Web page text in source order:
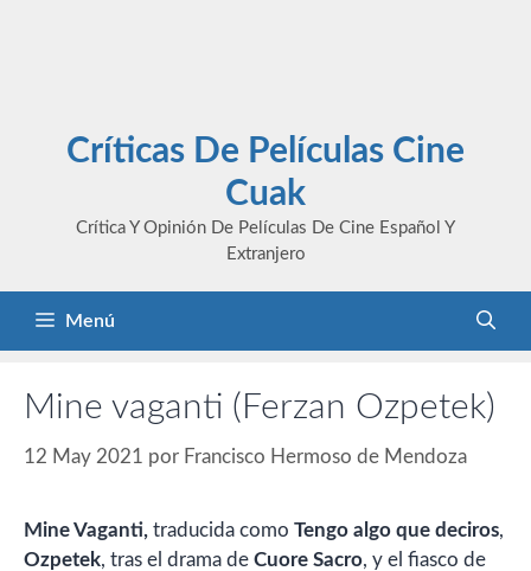
Críticas De Películas Cine
Cuak
Crítica Y Opinión De Películas De Cine Español Y
Extranjero
Menú
Mine vaganti (Ferzan Ozpetek)
12 May 2021 por Francisco Hermoso de Mendoza
Mine Vaganti, traducida como Tengo algo que deciros,
Ozpetek, tras el drama de Cuore Sacro, y el fiasco de